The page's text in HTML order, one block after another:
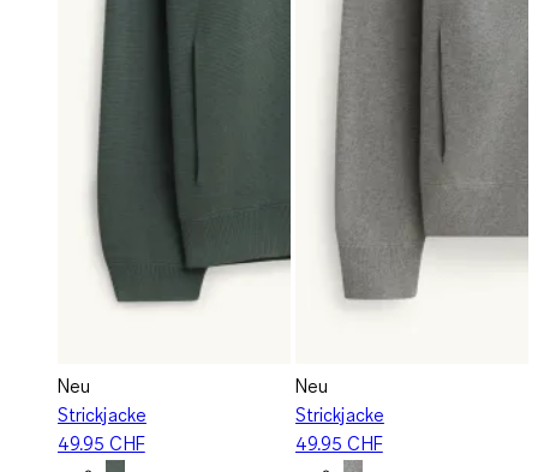
Neu
Strickjacke
49.95 CHF
Neu
Strickjacke
49.95 CHF